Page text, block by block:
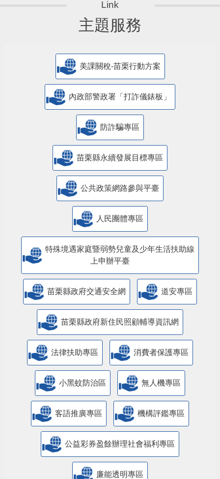
主題服務
美課關稅-苗栗行動方案
內政部警政署「打詐儀錶板」
防詐騙專區
苗栗縣永續發展目標專區
公共政策網路參與平臺
人民團體專區
特殊境遇家庭暨弱勢兒童及少年生活扶助線
上申辦平臺
苗栗縣政府交通安全網 道安專區
苗栗縣政府新住民照顧輔導資訊網
法律扶助專區 消費者保護專區
小黑蚊防治區 無人機專區
客語推廣專區 機構評鑑專區
公益彩券盈餘辦理社會福利專區
廉能透明專區